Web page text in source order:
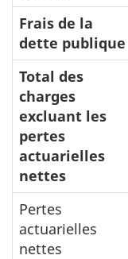
Frais de la
dette publique
Total des
charges
excluant les
pertes
actuarielles
nettes
Pertes
actuarielles
nettes